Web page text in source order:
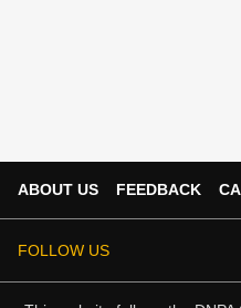
ABOUT US FEEDBACK
FOLLOW US